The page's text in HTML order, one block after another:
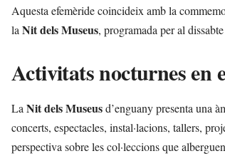
Aquesta efemèride coincideix amb la
laNit dels Museus, programada per al
Activitats nocturnes en
LaNit dels Museusd’enguany presenta una
concerts, espectacles, instal·lacions, tallers,
perspectiva sobre les col·leccions que